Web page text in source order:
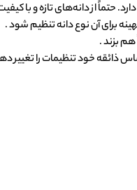
حتماً از دانه‌های تازه و با
بزند .